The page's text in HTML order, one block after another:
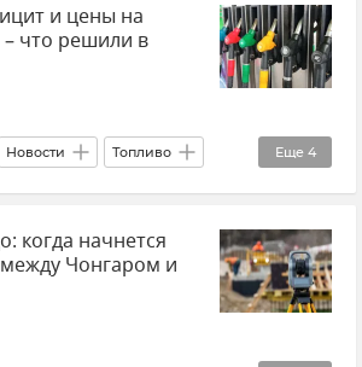
Севастополь
и цены на
что решили в
Еще 4
Новости Топливо
топлива в Крыму
когда начнется
Чонгаром и